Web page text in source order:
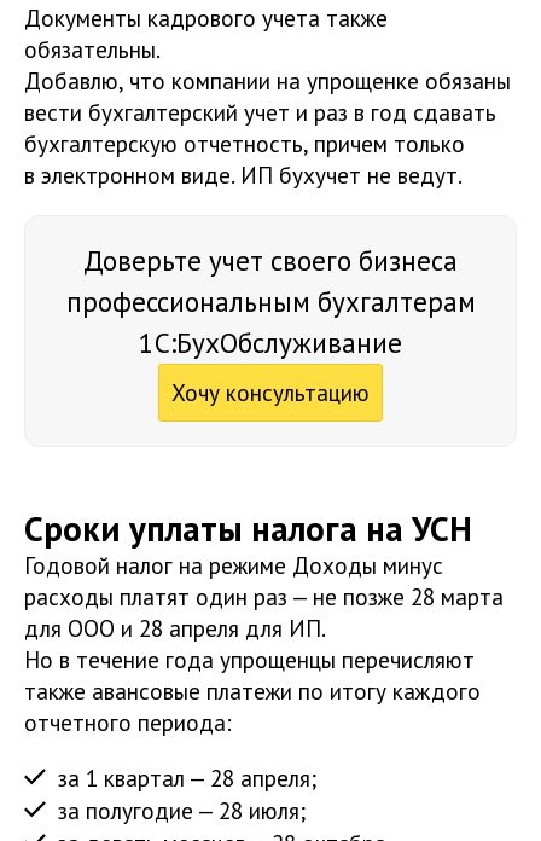
Документы кадрового учета также
обязательны.
Добавлю, что компании на упрощенке обязаны
вести бухгалтерский учет и раз в год сдавать
бухгалтерскую отчетность, причем только
в электронном виде. ИП бухучет не ведут.
Доверьте учет своего бизнеса
профессиональным бухгалтерам
1С:БухОбслуживание
Хочу консультацию
Сроки уплаты налога на УСН
Годовой налог на режиме Доходы минус
расходы платят один раз — не позже 28 марта
для ООО и 28 апреля для ИП.
Но в течение года упрощенцы перечисляют
также авансовые платежи по итогу каждого
отчетного периода:
за 1 квартал — 28 апреля;
за полугодие — 28 июля;